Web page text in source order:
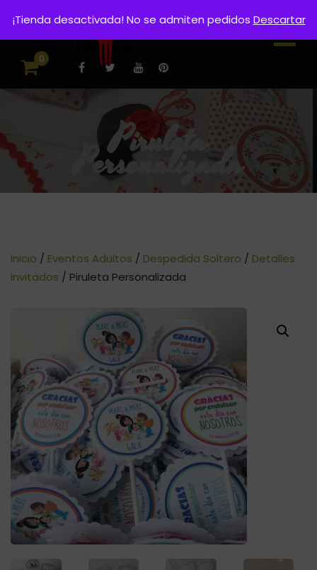
0
Piruleta
Personalizada
Inicio / Eventos Adultos / Despedida Soltero / Detalles
invitados / Piruleta Personalizada
¡Tienda desactivada! No se admiten pedidos Descartar